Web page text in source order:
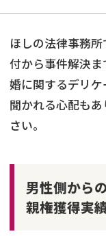
ほしの法律事務
付から事件解決
婚に関するデリ
聞かれる心配も
さい。
男性側から
親権獲得実